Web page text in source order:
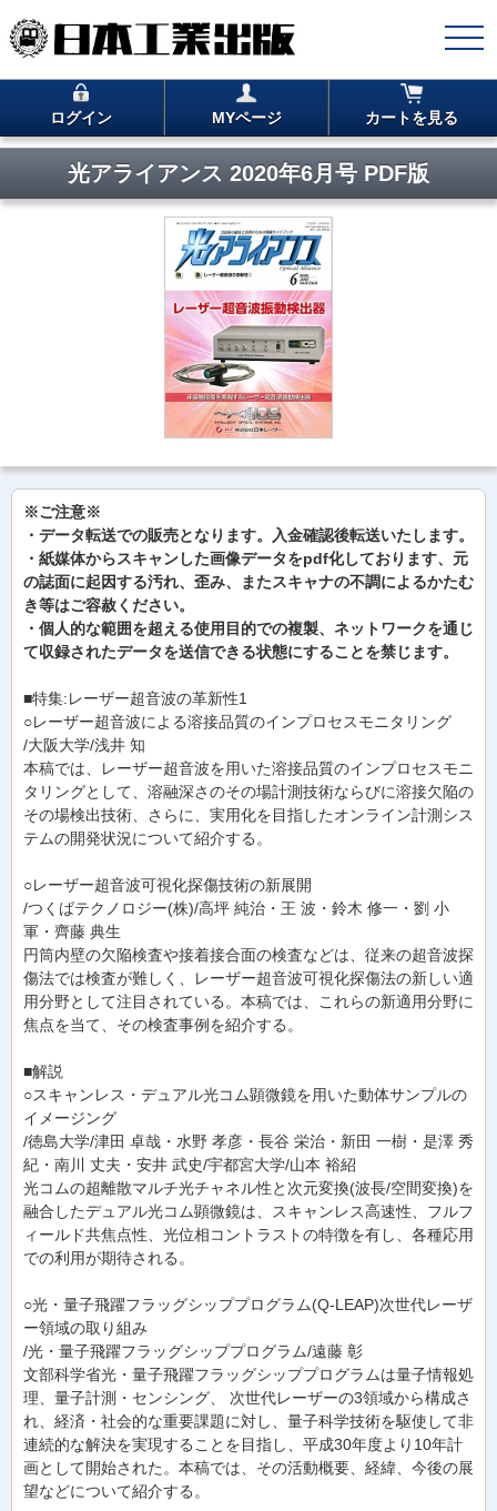
ログイン MYページ カートを見る
光アライアンス 2020年6月号 PDF版
※ご注意※
・データ転送での販売となります。入金確認後転送いたします。
・紙媒体からスキャンした画像データをpdf化しております、元
の誌面に起因する汚れ、歪み、またスキャナの不調によるかたむ
き等はご容赦ください。
・個人的な範囲を超える使用目的での複製、ネットワークを通じ
て収録されたデータを送信できる状態にすることを禁じます。
■特集:レーザー超音波の革新性1
○レーザー超音波による溶接品質のインプロセスモニタリング
/大阪大学/浅井 知
本稿では、レーザー超音波を用いた溶接品質のインプロセスモニ
タリングとして、溶融深さのその場計測技術ならびに溶接欠陥の
その場検出技術、さらに、実用化を目指したオンライン計測シス
テムの開発状況について紹介する。
○レーザー超音波可視化探傷技術の新展開
/つくばテクノロジー(株)/高坪 純治・王 波・鈴木 修一・劉 小
軍・齊藤 典生
円筒内壁の欠陥検査や接着接合面の検査などは、従来の超音波探
傷法では検査が難しく、レーザー超音波可視化探傷法の新しい適
用分野として注目されている。本稿では、これらの新適用分野に
焦点を当て、その検査事例を紹介する。
■解説
○スキャンレス・デュアル光コム顕微鏡を用いた動体サンプルの
イメージング
/徳島大学/津田 卓哉・水野 孝彦・長谷 栄治・新田 一樹・是澤 秀
紀・南川 丈夫・安井 武史/宇都宮大学/山本 裕紹
光コムの超離散マルチ光チャネル性と次元変換(波長/空間変換)を
融合したデュアル光コム顕微鏡は、スキャンレス高速性、フルフ
ィールド共焦点性、光位相コントラストの特徴を有し、各種応用
での利用が期待される。
○光・量子飛躍フラッグシッププログラム(Q-LEAP)次世代レーザ
ー領域の取り組み
/光・量子飛躍フラッグシッププログラム/遠藤 彰
文部科学省光・量子飛躍フラッグシッププログラムは量子情報処
理、量子計測・センシング、 次世代レーザーの3領域から構成さ
れ、経済・社会的な重要課題に対し、量子科学技術を駆使して非
連続的な解決を実現することを目指し、平成30年度より10年計
画として開始された。本稿では、その活動概要、経緯、今後の展
望などについて紹介する。